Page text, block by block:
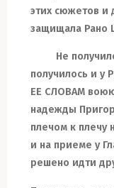
этих сюжетов и
защищала Рано
Не
получилось и у
ЕЕ СЛОВАМ
надежды
плечом к плечу
и на приеме у
решено идти